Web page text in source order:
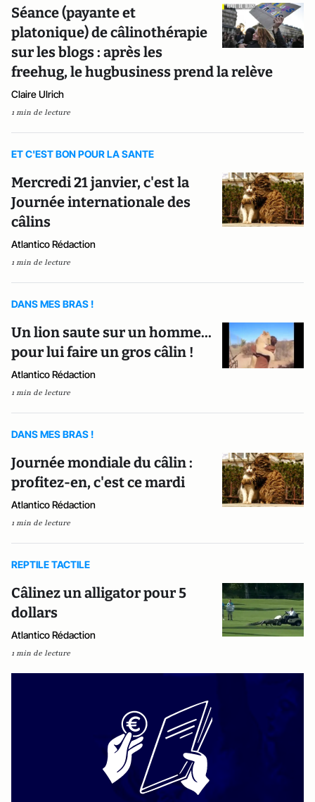
Séance (payante et
platonique) de câlinothérapie
sur les blogs : après les
freehug, le hugbusiness prend la relève
Claire Ulrich
1 min de lecture
ET C'EST BON POUR LA SANTE
Mercredi 21 janvier, c'est la
Journée internationale des
câlins
Atlantico Rédaction
1 min de lecture
DANS MES BRAS !
Un lion saute sur un homme...
pour lui faire un gros câlin !
Atlantico Rédaction
1 min de lecture
DANS MES BRAS !
Journée mondiale du câlin :
profitez-en, c'est ce mardi
Atlantico Rédaction
1 min de lecture
REPTILE TACTILE
Câlinez un alligator pour 5
dollars
Atlantico Rédaction
1 min de lecture